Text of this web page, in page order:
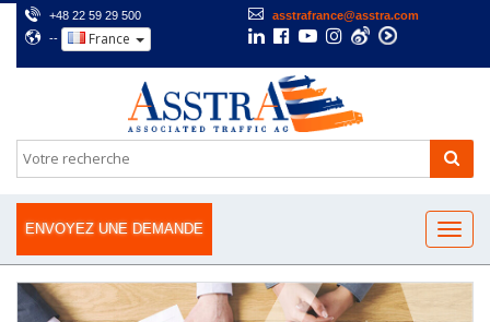
+48 22 59 29 500
asstrafrance@asstra.com
--
France
ENVOYEZ UNE DEMANDE